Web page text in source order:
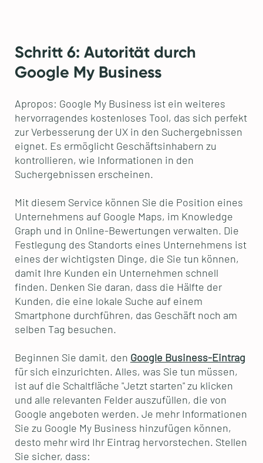
Schritt 6: Autorität durch
Google My Business
Apropos: Google My Business ist ein weiteres
hervorragendes kostenloses Tool, das sich perfekt
zur Verbesserung der UX in den Suchergebnissen
eignet. Es ermöglicht Geschäftsinhabern zu
kontrollieren, wie Informationen in den
Suchergebnissen erscheinen.
Mit diesem Service können Sie die Position eines
Unternehmens auf Google Maps, im Knowledge
Graph und in Online-Bewertungen verwalten. Die
Festlegung des Standorts eines Unternehmens ist
eines der wichtigsten Dinge, die Sie tun können,
damit Ihre Kunden ein Unternehmen schnell
finden. Denken Sie daran, dass die Hälfte der
Kunden, die eine lokale Suche auf einem
Smartphone durchführen, das Geschäft noch am
selben Tag besuchen.
Beginnen Sie damit, den Google Business-Eintrag
für sich einzurichten. Alles, was Sie tun müssen,
ist auf die Schaltfläche "Jetzt starten" zu klicken
und alle relevanten Felder auszufüllen, die von
Google angeboten werden. Je mehr Informationen
Sie zu Google My Business hinzufügen können,
desto mehr wird Ihr Eintrag hervorstechen. Stellen
Sie sicher, dass: